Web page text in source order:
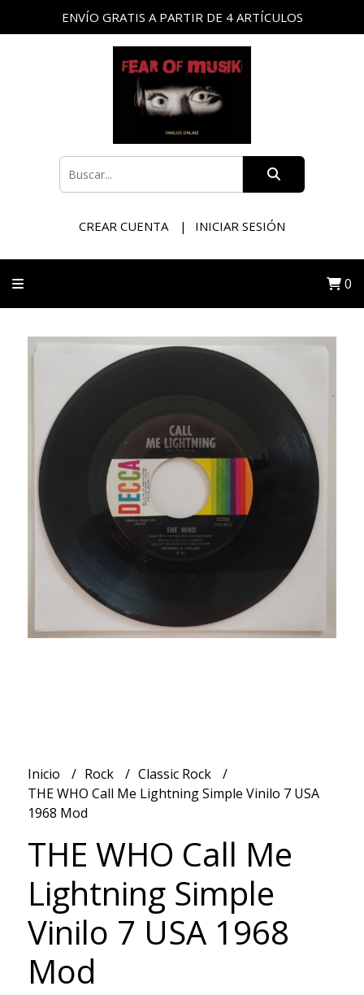
ENVÍO GRATIS A PARTIR DE 4 ARTÍCULOS
CREAR CUENTA INICIAR SESIÓN
0
Inicio Rock
Classic Rock
THE WHO Call Me Lightning Simple Vinilo 7 USA
1968 Mod
THE WHO Call Me
Lightning Simple
Vinilo 7 USA 1968
Mod